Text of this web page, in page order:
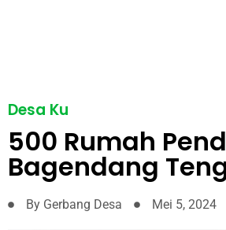
Desa Ku
500 Rumah
Bagendang
By Gerbang Desa Mei 5, 2024